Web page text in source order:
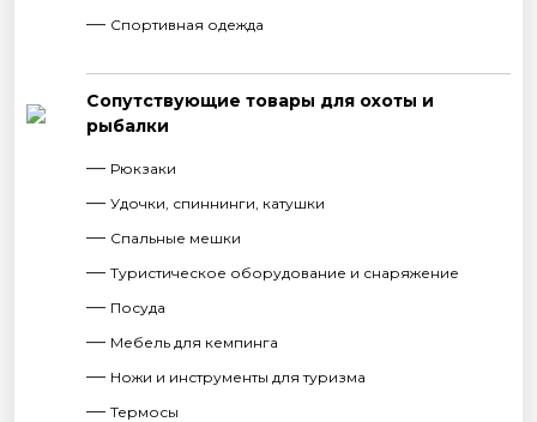
Спортивная одежда
Сопутствующие товары для охоты и
рыбалки
Рюкзаки
Удочки, спиннинги, катушки
Спальные мешки
Туристическое оборудование и снаряжение
Посуда
Мебель для кемпинга
Ножи и инструменты для туризма
Термосы